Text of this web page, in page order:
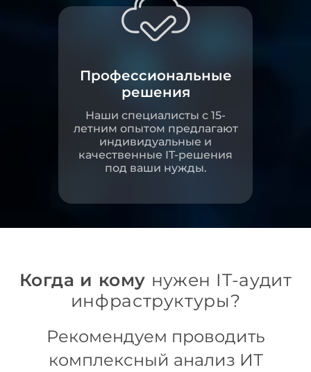
Профессиональные
решения
Наши специалисты с 15-
летним опытом предлагают
индивидуальные и
качественные IT-решения
под ваши нужды.
Когда и кому нужен IT-аудит
инфраструктуры?
Рекомендуем проводить
комплексный анализ ИТ